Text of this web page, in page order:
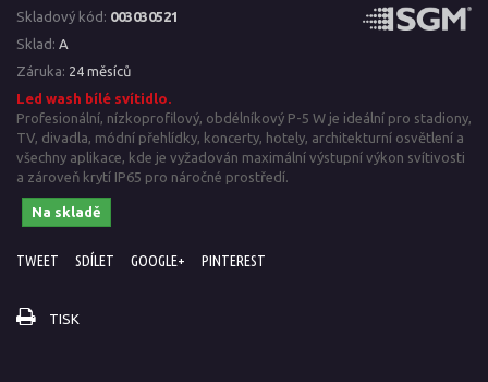
Skladový kód: 003030521
Sklad: A
Záruka: 24 měsíců
Led wash bílé svítidlo.
Profesionální, nízkoprofilový, obdélníkový P-5 W je ideální pro stadiony,
TV, divadla, módní přehlídky, koncerty, hotely, architekturní osvětlení a
všechny aplikace, kde je vyžadován maximální výstupní výkon svítivosti
a zároveň krytí IP65 pro náročné prostředí.
Na skladě
TWEET SDÍLET GOOGLE+ PINTEREST
TISK